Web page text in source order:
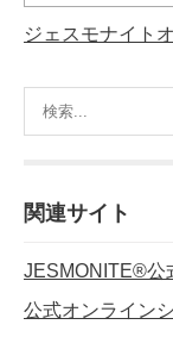
ジェスモナイト
関連サイト
JESMONITE®公
公式オンライン